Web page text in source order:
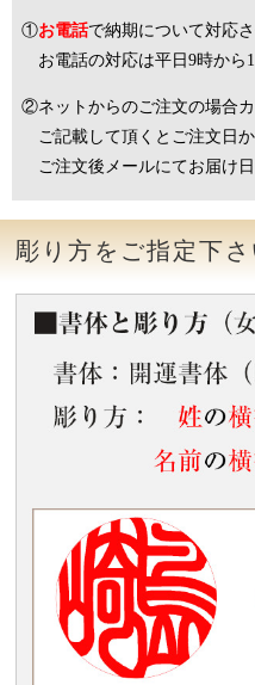
①お電話で納期について対応さ
お電話の対応は平日9時から
②ネットからのご注文の場合
ご記載して頂くとご注文日
ご注文後メールにてお届け
彫り方をご指定下さ